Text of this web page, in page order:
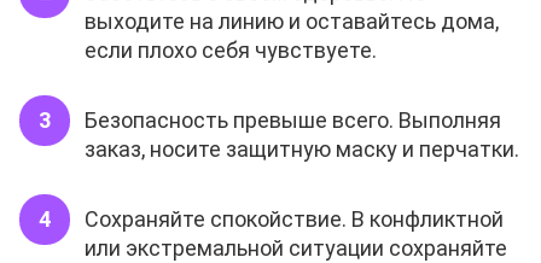
выходите на линию и оставайтесь дома,
если плохо себя чувствуете.
Безопасность превыше всего. Выполняя
заказ, носите защитную маску и перчатки.
Сохраняйте спокойствие. В конфликтной
или экстремальной ситуации сохраняйте